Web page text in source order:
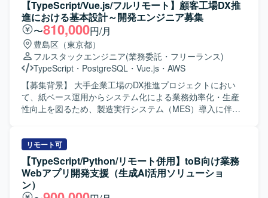
て、Oracle 19C本番DBへの接続切り替えおよび全機能対応
を主導していただきます。帳票ポータル、受注管理との連
携機能、OEM切替機能などの次フェーズの要件定義や設計
にも関与していただきます。PLポジションでは、スケジュ
ール策定、進捗報告、ステークホルダーとの調整、
Playwrightを用いたE2Eテストやコードレビューを通じた品
質管理も担当していただきます。 【求める人物像】 既存の
設計やコードを理解した上で、改善点を主体的に提案・実
行できる方を求めています。DB移行やマルチテナント設計
のコミュニケーションを円滑に行い、チーム全体を巻き込
みながら進行管理や品質向上に取り組める方を歓迎しま
す。 【ポジションの魅力】 マルチテナント型SaaSの中核
プロダクト刷新において、アプリケーション層からDB層ま
で幅広い技術要素に関わることができます。インメモリモ
【TypeScript/Vue.js/フルリモート】顧客工場DX推
進における基本設計～開発エンジニア募集
〜810,000円/月
豊島区（東京都）
フルスタックエンジニア(業務委託・フリーランス)
TypeScript ・ PostgreSQL ・ Vue.js ・ AWS
【募集背景】 大手企業工場のDX推進プロジェクトにおい
て、紙ベース運用からシステム化による業務効率化・生産
性向上を図るため、製造実行システム（MES）導入に伴う
だきます。製造実行システム（MES）導入フェーズにおけ
る基本設計からテストまでの工程を担当し、必要に応じて
顧客との打合せにも参加いただきます。既に参画している
PM/PLおよびBPメンバーと連携しながら、現場帳票の業務
を理解したうえでシステム要件への落とし込みや実装を進
リモート可
【TypeScript/Python/リモート併用】toB向け業務
Webアプリ開発支援（生成AI活用ソリューショ
ン）